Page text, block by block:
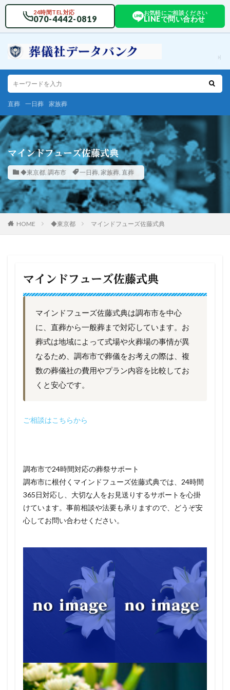
24時間TEL対応
070-4442-0819
お気軽にご相談ください
LINEで問い合わせ
直葬 一日葬 家族葬
マインドフューズ佐藤式典
◆東京都, 調布市 一日葬, 家族葬, 直葬
HOME ◆東京都 マインドフューズ佐藤式典
マインドフューズ佐藤式典
マインドフューズ佐藤式典は調布市を中心
に、直葬から一般葬まで対応しています。お
葬式は地域によって式場や火葬場の事情が異
なるため、調布市で葬儀をお考えの際は、複
数の葬儀社の費用やプラン内容を比較してお
くと安心です。
ご相談はこちらから
調布市で24時間対応の葬祭サポート
調布市に根付くマインドフューズ佐藤式典では、24時間
365日対応し、大切な人をお見送りするサポートを心掛
けています。事前相談や法要も承りますので、どうぞ安
心してお問い合わせください。